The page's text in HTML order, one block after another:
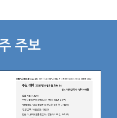
주보